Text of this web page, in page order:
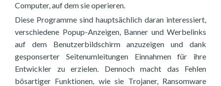
Computer, auf dem sie operieren.
Diese Programme sind hauptsächlich daran interessiert,
verschiedene Popup-Anzeigen, Banner und Werbelinks
auf dem Benutzerbildschirm anzuzeigen und dank
gesponserter Seitenumleitungen Einnahmen für ihre
Entwickler zu erzielen. Dennoch macht das Fehlen
bösartiger Funktionen, wie sie Trojaner, Ransomware